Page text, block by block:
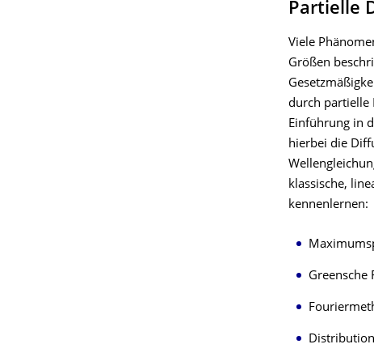
Partielle
Viele
Größen
durch partielle
Einführung in
hierbei die
klassische,
kennenlernen:
Greensche